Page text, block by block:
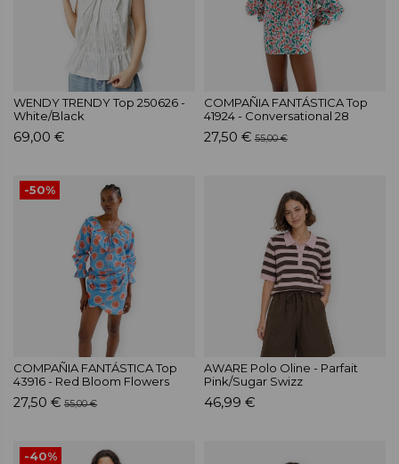
WENDY TRENDY Top 250626 -
White/Black
69,00 €
COMPAÑIA FANTÁSTICA Top
41924 - Conversational 28
27,50 € 55,00 €
-50%
COMPAÑIA FANTÁSTICA Top
43916 - Red Bloom Flowers
27,50 € 55,00 €
AWARE Polo Oline - Parfait
Pink/Sugar Swizz
46,99 €
-40%